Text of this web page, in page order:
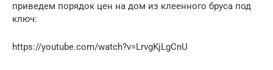
приведем порядок цен на дом из клеенного бруса под
ключ:
https://youtube.com/watch?v=LrvgKjLgCnU